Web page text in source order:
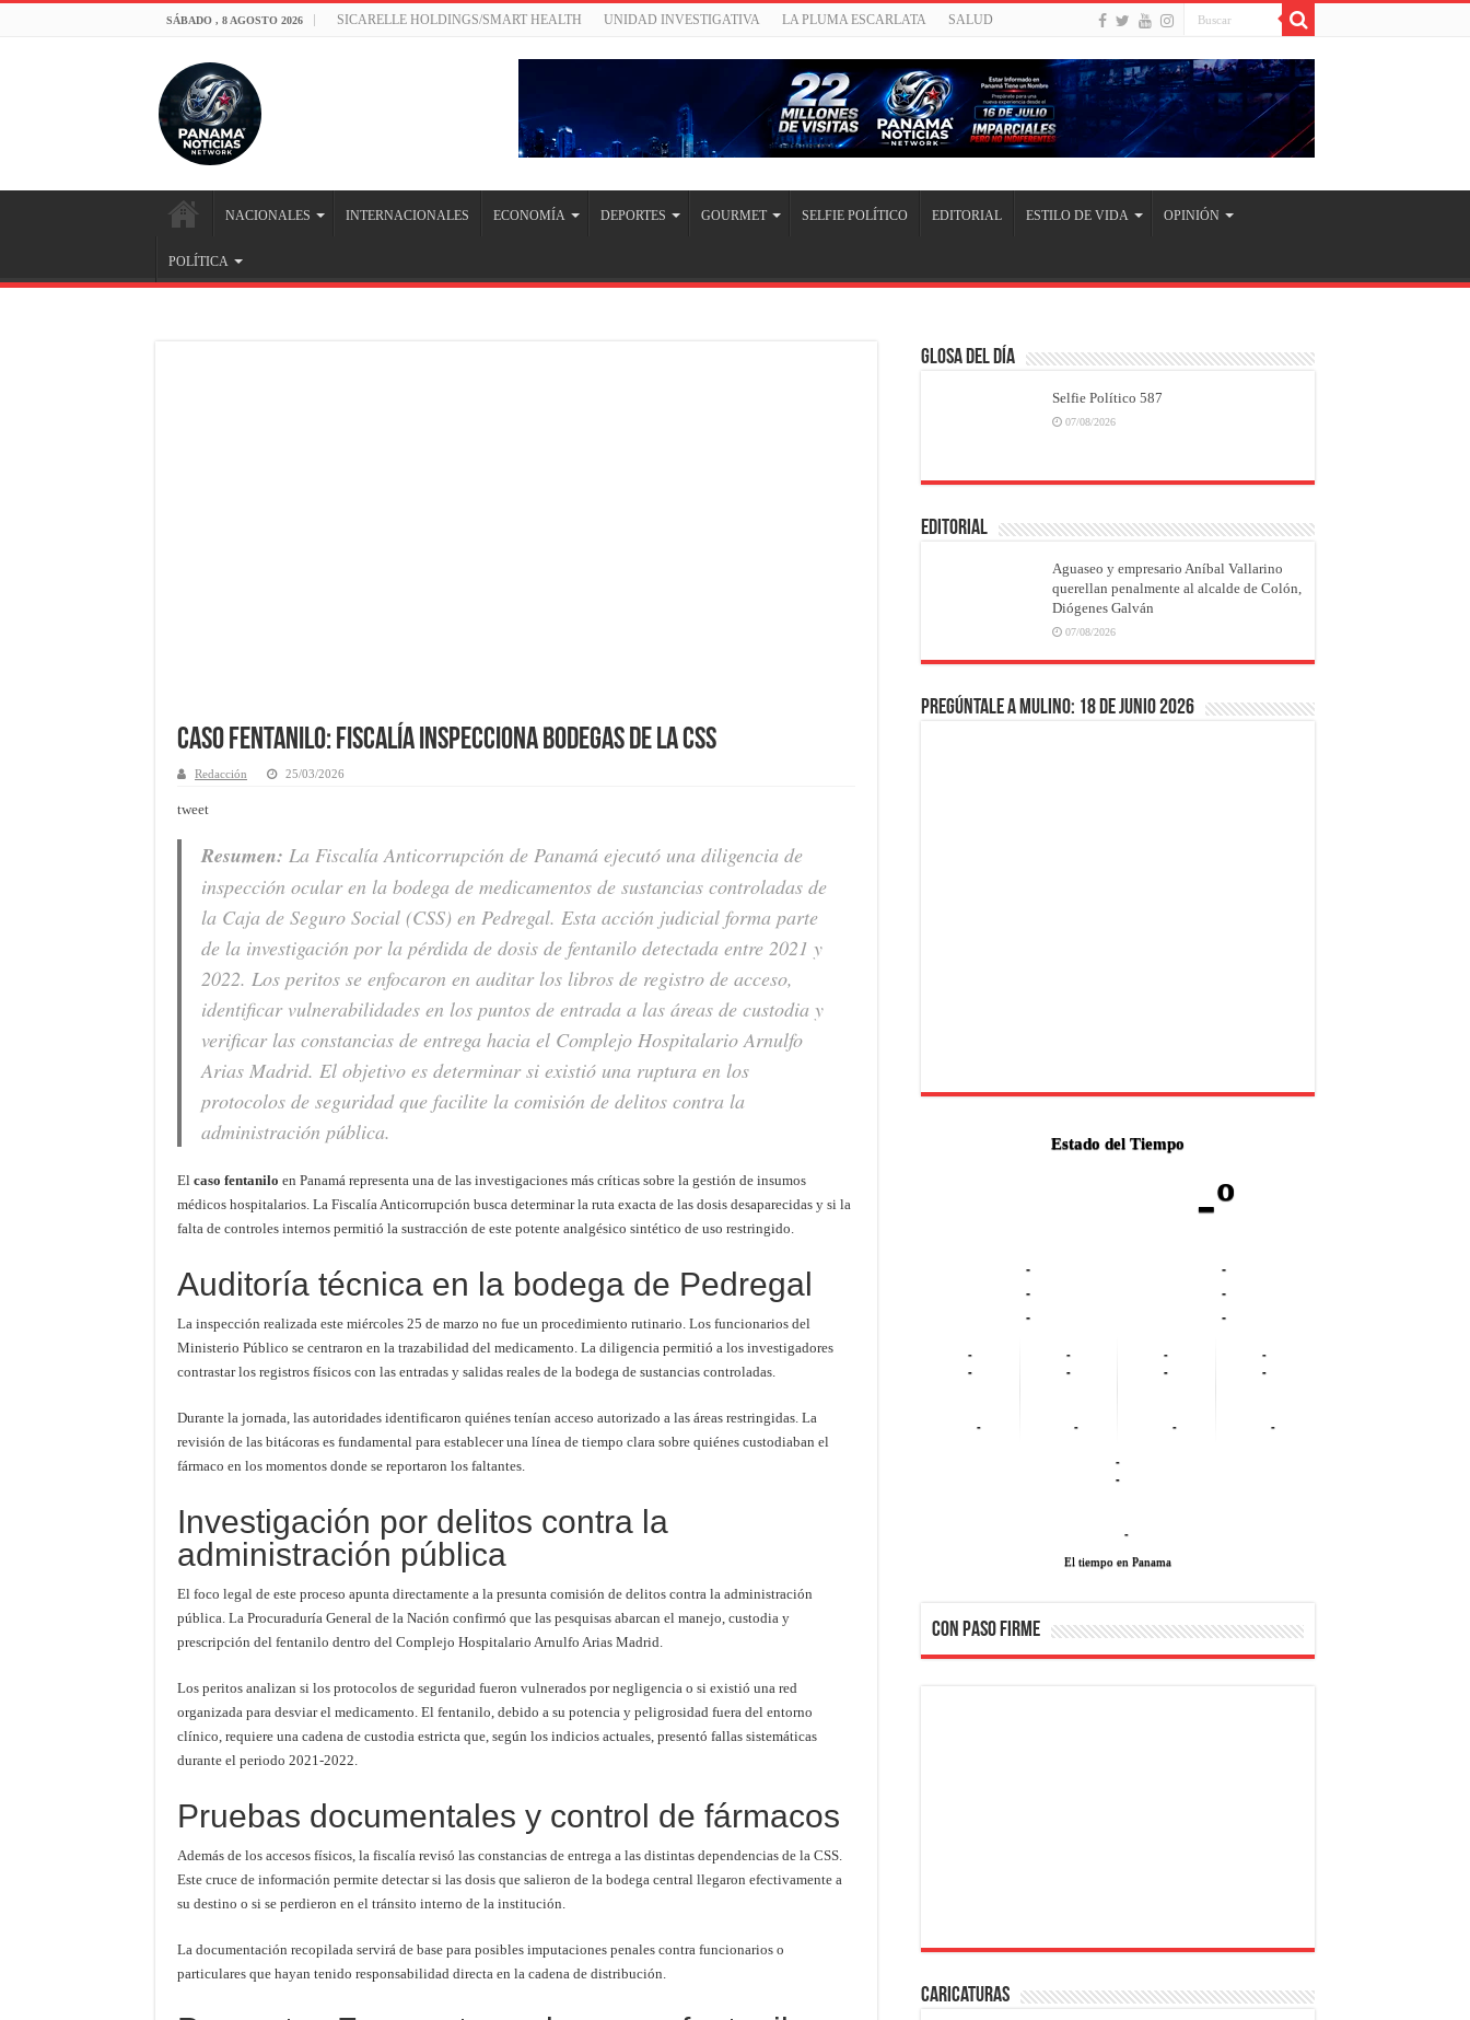
SÁBADO , 8 AGOSTO 2026 SICARELLE HOLDINGS/SMART HEALTH UNIDAD INVESTIGATIVA LA PLUMA ESCARLATA SALUD
NACIONALES INTERNACIONALES ECONOMÍA DEPORTES GOURMET SELFIE POLÍTICO EDITORIAL ESTILO DE VIDA OPINIÓN
POLÍTICA
Caso fentanilo: Fiscalía inspecciona bodegas de la CSS
Redacción 25/03/2026
tweet
Resumen: La Fiscalía Anticorrupción de Panamá ejecutó una diligencia de
inspección ocular en la bodega de medicamentos de sustancias controladas de
la Caja de Seguro Social (CSS) en Pedregal. Esta acción judicial forma parte
de la investigación por la pérdida de dosis de fentanilo detectada entre 2021 y
2022. Los peritos se enfocaron en auditar los libros de registro de acceso,
identificar vulnerabilidades en los puntos de entrada a las áreas de custodia y
verificar las constancias de entrega hacia el Complejo Hospitalario Arnulfo
Arias Madrid. El objetivo es determinar si existió una ruptura en los
protocolos de seguridad que facilite la comisión de delitos contra la
administración pública.
El caso fentanilo en Panamá representa una de las investigaciones más críticas sobre la gestión de insumos
médicos hospitalarios. La Fiscalía Anticorrupción busca determinar la ruta exacta de las dosis desaparecidas y si la
falta de controles internos permitió la sustracción de este potente analgésico sintético de uso restringido.
Auditoría técnica en la bodega de Pedregal
La inspección realizada este miércoles 25 de marzo no fue un procedimiento rutinario. Los funcionarios del
Ministerio Público se centraron en la trazabilidad del medicamento. La diligencia permitió a los investigadores
contrastar los registros físicos con las entradas y salidas reales de la bodega de sustancias controladas.
Durante la jornada, las autoridades identificaron quiénes tenían acceso autorizado a las áreas restringidas. La
revisión de las bitácoras es fundamental para establecer una línea de tiempo clara sobre quiénes custodiaban el
fármaco en los momentos donde se reportaron los faltantes.
Investigación por delitos contra la
administración pública
El foco legal de este proceso apunta directamente a la presunta comisión de delitos contra la administración
pública. La Procuraduría General de la Nación confirmó que las pesquisas abarcan el manejo, custodia y
prescripción del fentanilo dentro del Complejo Hospitalario Arnulfo Arias Madrid.
Los peritos analizan si los protocolos de seguridad fueron vulnerados por negligencia o si existió una red
organizada para desviar el medicamento. El fentanilo, debido a su potencia y peligrosidad fuera del entorno
clínico, requiere una cadena de custodia estricta que, según los indicios actuales, presentó fallas sistemáticas
durante el periodo 2021-2022.
Pruebas documentales y control de fármacos
Además de los accesos físicos, la fiscalía revisó las constancias de entrega a las distintas dependencias de la CSS.
Este cruce de información permite detectar si las dosis que salieron de la bodega central llegaron efectivamente a
su destino o si se perdieron en el tránsito interno de la institución.
La documentación recopilada servirá de base para posibles imputaciones penales contra funcionarios o
particulares que hayan tenido responsabilidad directa en la cadena de distribución.
Glosa del Día
Selfie Político 587
07/08/2026
EDITORIAL
Aguaseo y empresario Aníbal Vallarino
querellan penalmente al alcalde de Colón,
Diógenes Galván
07/08/2026
Pregúntale a Mulino: 18 de junio 2026
Estado del Tiempo
-º
-
-
-
-
-
-
-
-
-
-
-
-
-
-
-
-
-
-
-
-
-
El tiempo en Panama
CON PASO FIRME
Caricaturas